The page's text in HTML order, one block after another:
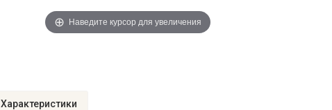
Наведите курсор для увеличения
Характеристики